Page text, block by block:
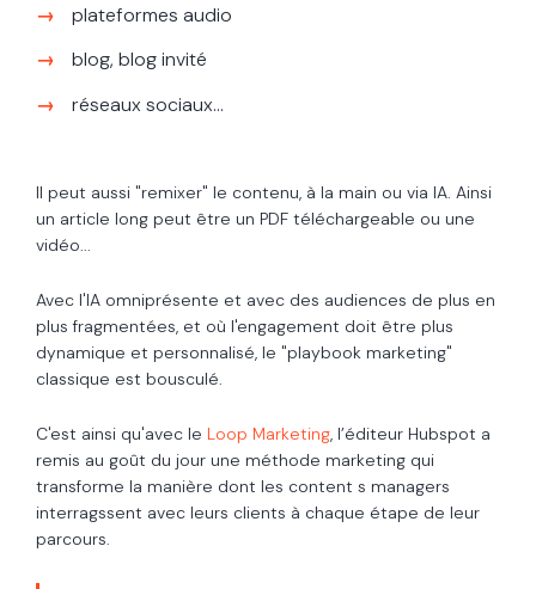
plateformes audio
blog, blog invité
réseaux sociaux...
Il peut aussi "remixer" le contenu, à la main ou via IA. Ainsi
un article long peut être un PDF téléchargeable ou une
vidéo...
Avec l'IA omniprésente et avec des audiences de plus en
plus fragmentées, et où l'engagement doit être plus
dynamique et personnalisé, le "playbook marketing"
classique est bousculé.
C'est ainsi qu'avec le Loop Marketing, l’éditeur Hubspot a
remis au goût du jour une méthode marketing qui
transforme la manière dont les content s managers
interragssent avec leurs clients à chaque étape de leur
parcours.